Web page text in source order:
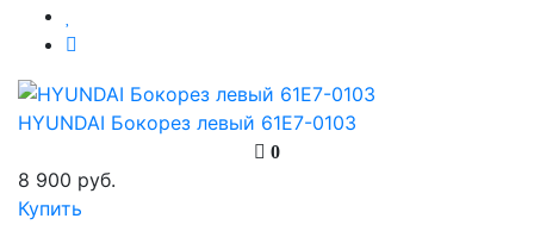
HYUNDAI Бокорез левый 61E7-0103
0
8 900 руб.
Купить